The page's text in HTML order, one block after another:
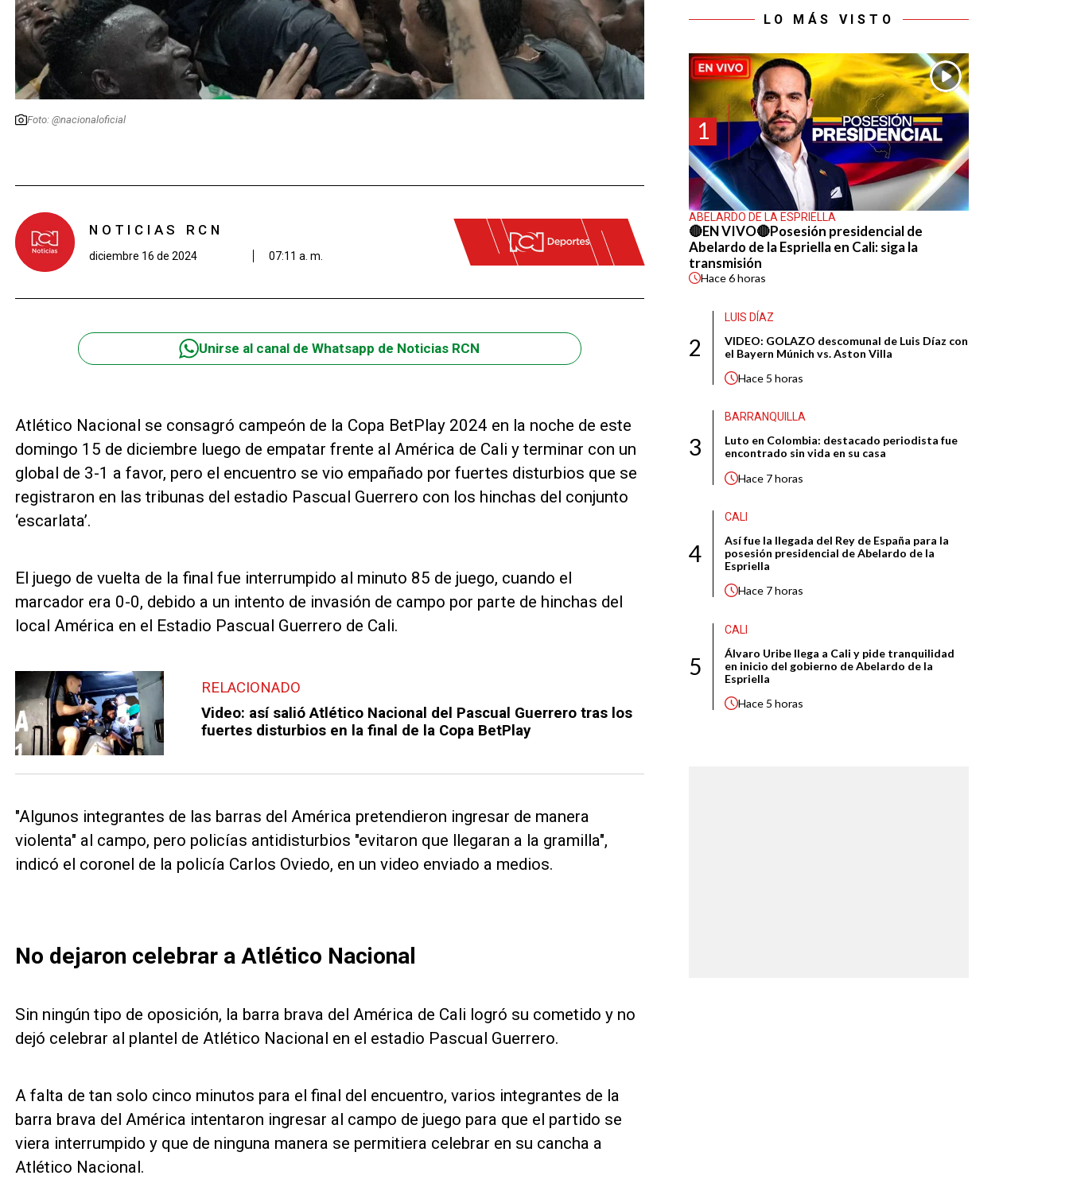
Foto: @nacionaloficial
NOTICIAS RCN
diciembre 16 de 2024 07:11 a. m.
Unirse al canal de Whatsapp de Noticias RCN
Atlético Nacional se consagró campeón de la Copa BetPlay 2024 en la noche de este
domingo 15 de diciembre luego de empatar frente al América de Cali y terminar con un
global de 3-1 a favor, pero el encuentro se vio empañado por fuertes disturbios que se
registraron en las tribunas del estadio Pascual Guerrero con los hinchas del conjunto
‘escarlata’.
El juego de vuelta de la final fue interrumpido al minuto 85 de juego, cuando el
marcador era 0-0, debido a un intento de invasión de campo por parte de hinchas del
local América en el Estadio Pascual Guerrero de Cali.
RELACIONADO
Video: así salió Atlético Nacional del Pascual Guerrero tras los
fuertes disturbios en la final de la Copa BetPlay
"Algunos integrantes de las barras del América pretendieron ingresar de manera
violenta" al campo, pero policías antidisturbios "evitaron que llegaran a la gramilla",
indicó el coronel de la policía Carlos Oviedo, en un video enviado a medios.
No dejaron celebrar a Atlético Nacional
Sin ningún tipo de oposición, la barra brava del América de Cali logró su cometido y no
dejó celebrar al plantel de Atlético Nacional en el estadio Pascual Guerrero.
A falta de tan solo cinco minutos para el final del encuentro, varios integrantes de la
barra brava del América intentaron ingresar al campo de juego para que el partido se
viera interrumpido y que de ninguna manera se permitiera celebrar en su cancha a
Atlético Nacional.
LO MÁS VISTO
1
ABELARDO DE LA ESPRIELLA
🔴EN VIVO🔴Posesión presidencial de
Abelardo de la Espriella en Cali: siga la
transmisión
Hace6 horas
2
LUIS DÍAZ
VIDEO: GOLAZO descomunal de Luis Díaz con
el Bayern Múnich vs. Aston Villa
Hace 5 horas
3
BARRANQUILLA
Luto en Colombia: destacado periodista fue
encontrado sin vida en su casa
Hace 7 horas
4
CALI
Así fue la llegada del Rey de España para la
posesión presidencial de Abelardo de la
Espriella
Hace 7 horas
5
CALI
Álvaro Uribe llega a Cali y pide tranquilidad
en inicio del gobierno de Abelardo de la
Espriella
Hace 5 horas